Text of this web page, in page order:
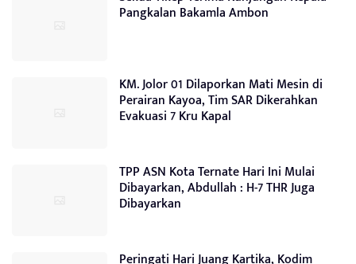
Pangkalan Bakamla Ambon
KM. Jolor 01 Dilaporkan Mati Mesin di
Perairan Kayoa, Tim SAR Dikerahkan
Evakuasi 7 Kru Kapal
TPP ASN Kota Ternate Hari Ini Mulai
Dibayarkan, Abdullah : H-7 THR Juga
Dibayarkan